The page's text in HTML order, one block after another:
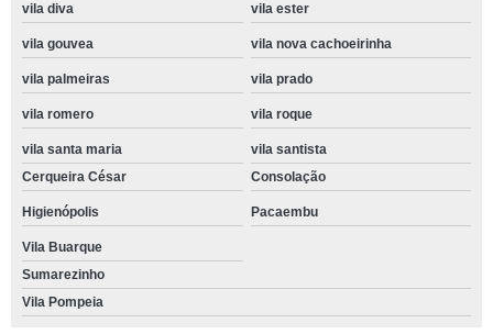
vila diva vila ester
vila gouvea vila nova cachoeirinha
vila palmeiras vila prado
vila romero vila roque
vila santa maria
vila santista
Cerqueira César
Consolação
Higienópolis Pacaembu
Vila Buarque
Sumarezinho
Vila Pompeia